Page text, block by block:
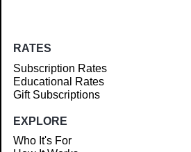
RATES
Subscription Rates
Educational Rates
Gift Subscriptions
EXPLORE
Who It's For